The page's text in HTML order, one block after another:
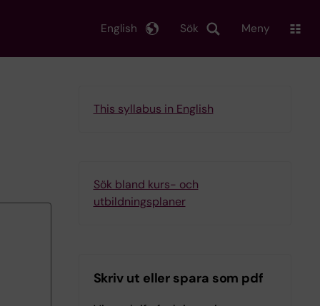
Sök
English Meny
This syllabus in English
Sök bland kurs- och
utbildningsplaner
Skriv ut eller spara som pdf